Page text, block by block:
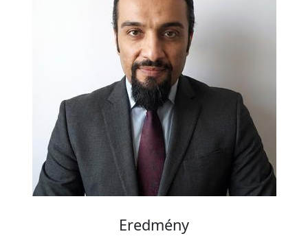
Eredmény